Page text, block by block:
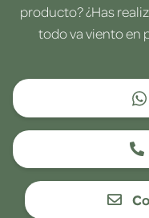
producto? ¿Has
todo va viento en